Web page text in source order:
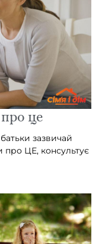
це
зазвичай
про ЦЕ, консультує